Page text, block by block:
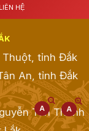
LIÊN HỆ
Thuột, tỉnh Đắk
An, tỉnh Đắk
Tấn Thành